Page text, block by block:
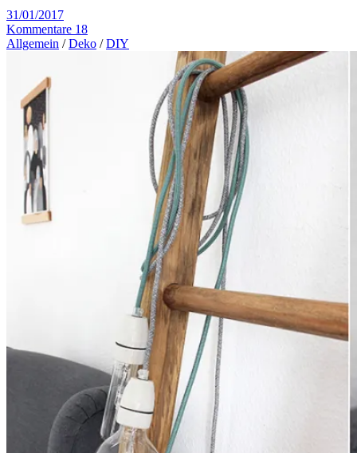
31/01/2017
Kommentare 18
Allgemein /Deko /DIY